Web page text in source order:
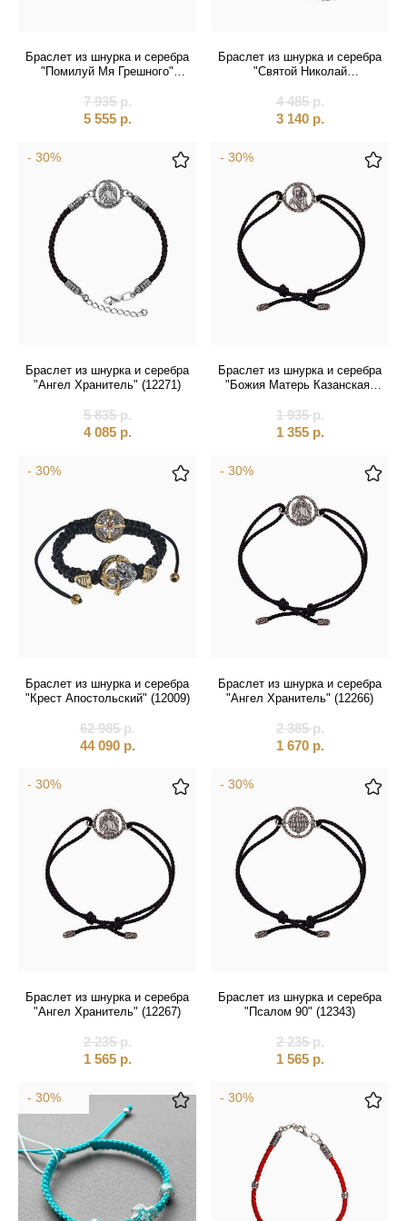
Мужские имена
Браслет из шнурка и серебра
"Помилуй Мя Грешного"
7 935р.
5 555 р.
Браслет из шнурка и серебра
"Святой Николай
4 485р.
3 140 р.
- 30%
Браслет из шнурка и серебра
"Ангел Хранитель" (12271)
5 835р.
4 085 р.
- 30%
Браслет из шнурка и серебра
"Божия Матерь Казанская"
1 935р.
1 355 р.
- 30%
Браслет из шнурка и серебра
"Крест Апостольский" (12009)
62 985р.
44 090 р.
- 30%
Браслет из шнурка и серебра
"Ангел Хранитель" (12266)
2 385р.
1 670 р.
- 30%
Браслет из шнурка и серебра
"Ангел Хранитель" (12267)
2 235р.
1 565 р.
- 30%
Браслет из шнурка и серебра
"Псалом 90" (12343)
2 235р.
1 565 р.
- 30% - 30%